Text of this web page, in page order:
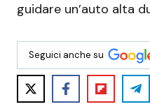
guidare un’auto alta
Seguici anche su